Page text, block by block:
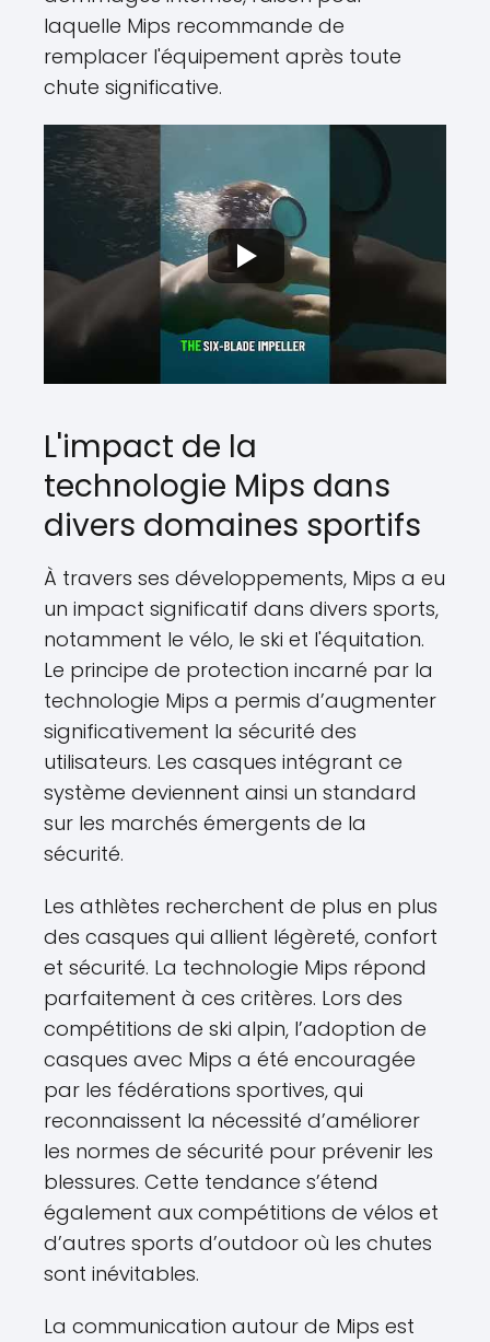
laquelle Mips recommande de
remplacer l'équipement après toute
chute significative.
L'impact de la
technologie Mips dans
divers domaines sportifs
À travers ses développements, Mips a eu
un impact significatif dans divers sports,
notamment le vélo, le ski et l'équitation.
Le principe de protection incarné par la
technologie Mips a permis d’augmenter
significativement la sécurité des
utilisateurs. Les casques intégrant ce
système deviennent ainsi un standard
sur les marchés émergents de la
sécurité.
Les athlètes recherchent de plus en plus
des casques qui allient légèreté, confort
et sécurité. La technologie Mips répond
parfaitement à ces critères. Lors des
compétitions de ski alpin, l’adoption de
casques avec Mips a été encouragée
par les fédérations sportives, qui
reconnaissent la nécessité d’améliorer
les normes de sécurité pour prévenir les
blessures. Cette tendance s’étend
également aux compétitions de vélos et
d’autres sports d’outdoor où les chutes
sont inévitables.
La communication autour de Mips est